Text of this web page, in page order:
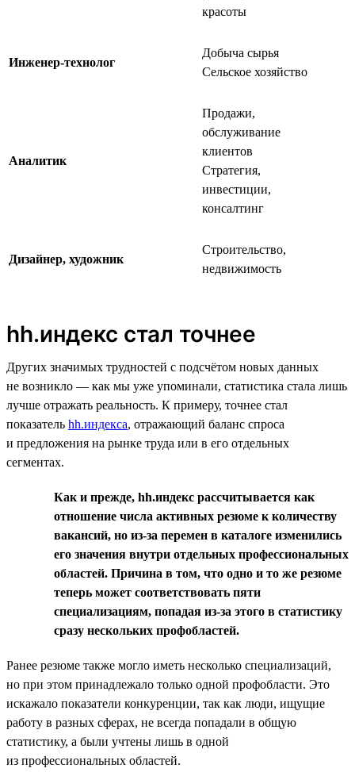
красоты
Инженер-технолог
Добыча сырья
Сельское хозяйство
Аналитик
Продажи,
обслуживание
клиентов
Стратегия,
инвестиции,
консалтинг
Дизайнер, художник
Строительство,
недвижимость
hh.индекс стал точнее
Других значимых трудностей с подсчётом новых данных
не возникло — как мы уже упоминали, статистика стала лишь
лучше отражать реальность. К примеру, точнее стал
показатель hh.индекса, отражающий баланс спроса
и предложения на рынке труда или в его отдельных
сегментах.
Как и прежде, hh.индекс рассчитывается как
отношение числа активных резюме к количеству
вакансий, но из-за перемен в каталоге изменились
его значения внутри отдельных профессиональных
областей. Причина в том, что одно и то же резюме
теперь может соответствовать пяти
специализациям, попадая из-за этого в статистику
сразу нескольких профобластей.
Ранее резюме также могло иметь несколько специализаций,
но при этом принадлежало только одной профобласти. Это
искажало показатели конкуренции, так как люди, ищущие
работу в разных сферах, не всегда попадали в общую
статистику, а были учтены лишь в одной
из профессиональных областей.